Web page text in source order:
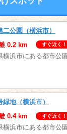
二公園（横浜市）
0.2 km
すぐ近く！
横浜市にある都市公
緑地（横浜市）
0.4 km
すぐ近く！
横浜市にある都市公